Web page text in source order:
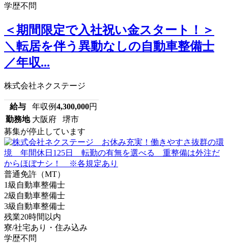
学歴不問
＜期間限定で入社祝い金スタート！＞
＼転居を伴う異動なしの自動車整備士
／年収...
株式会社ネクステージ
給与 年収例4,300,000円
勤務地 大阪府 堺市
募集が停止しています
普通免許（MT）
1級自動車整備士
2級自動車整備士
3級自動車整備士
残業20時間以内
寮/社宅あり・住み込み
学歴不問